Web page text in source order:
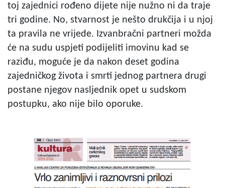
toj zajednici rođeno dijete nije nužno ni da traje
tri godine. No, stvarnost je nešto drukčija i u njoj
ta pravila ne vrijede. Izvanbračni partneri možda
će na sudu uspjeti podijeliti imovinu kad se
raziđu, moguće je da nakon deset godina
zajedničkog života i smrti jednog partnera drugi
postane njegov nasljednik opet u sudskom
postupku, ako nije bilo oporuke.